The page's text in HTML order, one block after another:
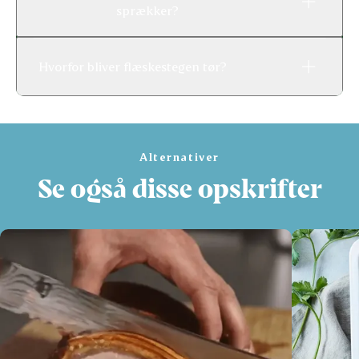
Alternativer
Se også disse opskrifter